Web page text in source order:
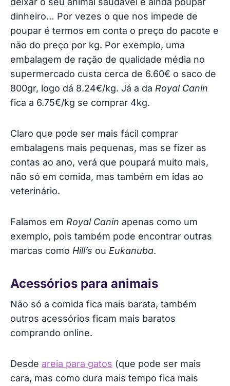
dinheiro… Por vezes o que nos impede de
poupar é termos em conta o preço do pacote e
não do preço por kg. Por exemplo, uma
embalagem de ração de qualidade média no
supermercado custa cerca de 6.60€ o saco de
800gr, logo dá 8.24€/kg. Já a da Royal Canin
fica a 6.75€/kg se comprar 4kg.
Claro que pode ser mais fácil comprar
embalagens mais pequenas, mas se fizer as
contas ao ano, verá que poupará muito mais,
não só em comida, mas também em idas ao
veterinário.
Falamos em Royal Canin apenas como um
exemplo, pois também pode encontrar outras
marcas como Hill’s ou Eukanuba.
Acessórios para animais
Não só a comida fica mais barata, também
outros acessórios ficam mais baratos
comprando online.
Desde areia para gatos (que pode ser mais
cara, mas como dura mais tempo fica mais